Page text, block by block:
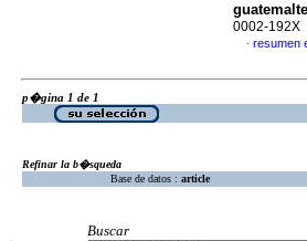
0002-192X
· resumen
p�gina 1 de 1
Refinar la b�squeda
Base de datos : article
Buscar